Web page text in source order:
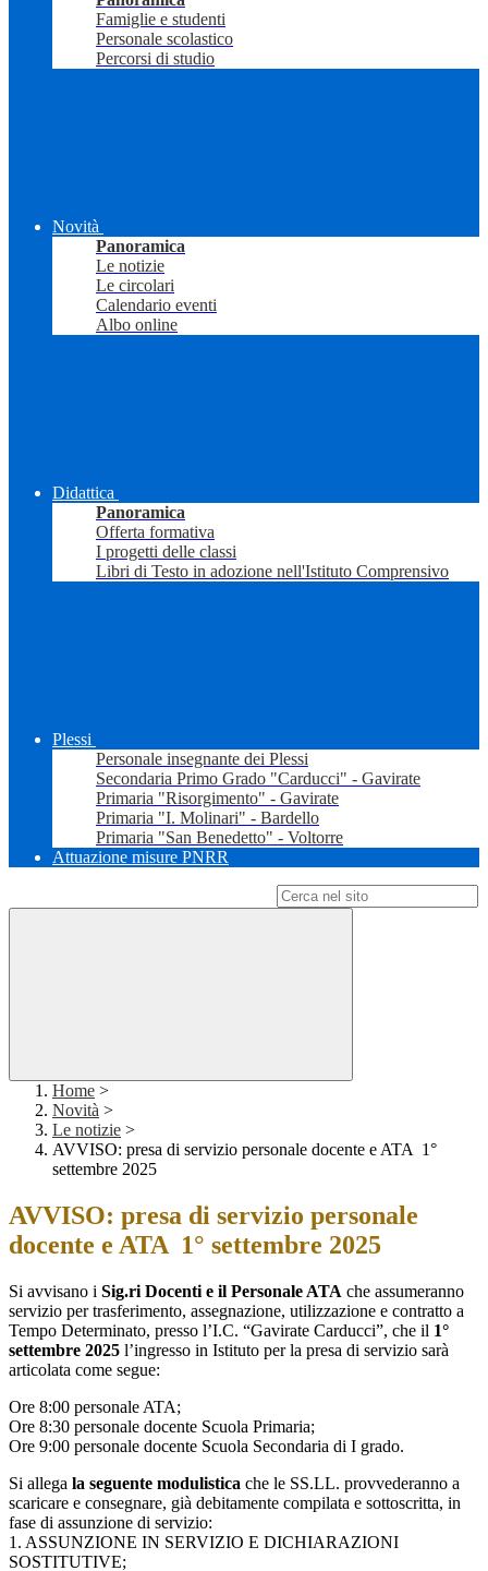
Famiglie e studenti
Personale scolastico
Percorsi di studio
Novità
Panoramica
Le notizie
Le circolari
Calendario eventi
Albo online
Didattica
Panoramica
Offerta formativa
I progetti delle classi
Libri di Testo in adozione nell'Istituto Comprensivo
Plessi
Personale insegnante dei Plessi
Secondaria Primo Grado "Carducci" - Gavirate
Primaria "Risorgimento" - Gavirate
Primaria "I. Molinari" - Bardello
Primaria "San Benedetto" - Voltorre
Attuazione misure PNRR
Home >
Novità >
Le notizie >
AVVISO: presa di servizio personale docente e ATA 1°
settembre 2025
AVVISO: presa di servizio personale
docente e ATA 1° settembre 2025
Si avvisano i Sig.ri Docenti e il Personale ATA che assumeranno
servizio per trasferimento, assegnazione, utilizzazione e contratto a
Tempo Determinato, presso l’I.C. “Gavirate Carducci”, che il 1°
settembre 2025 l’ingresso in Istituto per la presa di servizio sarà
articolata come segue:
Ore 8:00 personale ATA;
Ore 8:30 personale docente Scuola Primaria;
Ore 9:00 personale docente Scuola Secondaria di I grado.
Si allega la seguente modulistica che le SS.LL. provvederanno a
scaricare e consegnare, già debitamente compilata e sottoscritta, in
fase di assunzione di servizio:
1. ASSUNZIONE IN SERVIZIO E DICHIARAZIONI
SOSTITUTIVE;